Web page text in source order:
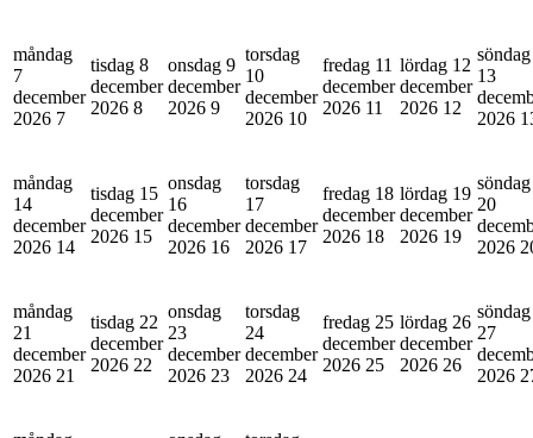
måndag
7
december
2026 7
tisdag 8
december
2026 8
onsdag 9
december
2026 9
torsdag
10
december
2026 10
fredag 11
december
2026 11
lördag 12
december
2026 12
söndag
13
2026
måndag
14
december
2026 14
tisdag 15
december
2026 15
onsdag
16
december
2026 16
torsdag
17
december
2026 17
fredag 18
december
2026 18
lördag 19
december
2026 19
söndag
20
2026
måndag
21
december
2026 21
tisdag 22
december
2026 22
onsdag
23
december
2026 23
torsdag
24
december
2026 24
fredag 25
december
2026 25
lördag 26
december
2026 26
söndag
27
2026